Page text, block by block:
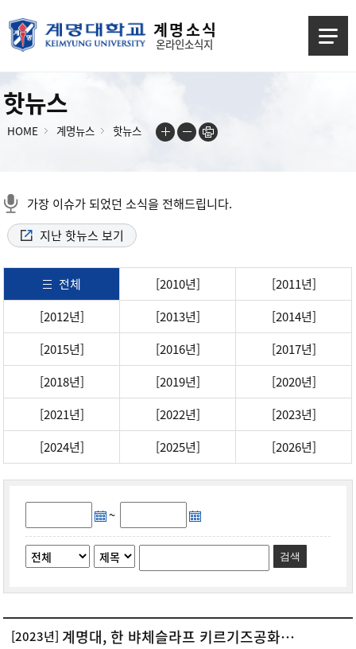
계 명 소 식
온라인소식지
핫뉴스
HOME 계명뉴스 핫뉴스
가장 이슈가 되었던 소식을 전해드립니다.
지난 핫뉴스 보기
전체 [2010년]
[2011년]
[2012년]
[2013년]
[2014년]
[2015년]
[2016년]
[2017년]
[2018년]
[2019년]
[2020년]
[2021년]
[2022년]
[2023년]
[2024년]
[2025년] [2026년]
~
검색
[2023년] 계명대, 한 뱌체슬라프 키르기즈공화국 고려인협회장에게 명예법학박사 수여